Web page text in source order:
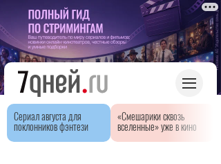
Сериал августа для
поклонников фэнтези
«Смешарики сквозь
вселенные» уже в кино